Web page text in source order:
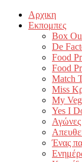
Αρχικη
Εκπομπες
Box
De
Food
Food
Match
Miss
My
Yes I
Ένας